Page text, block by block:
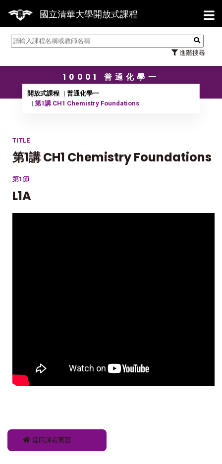
國立清華大學開放式課程
進階搜尋
【
10001 普通化學一
開放式課程
普通化學一
第1講 CH1 Chemistry Foundations
TITLE
第1講 CH1 Chemistry Foundations
第1節
L1A
返回課程頁面